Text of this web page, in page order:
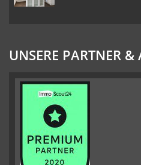
UNSERE PARTNER